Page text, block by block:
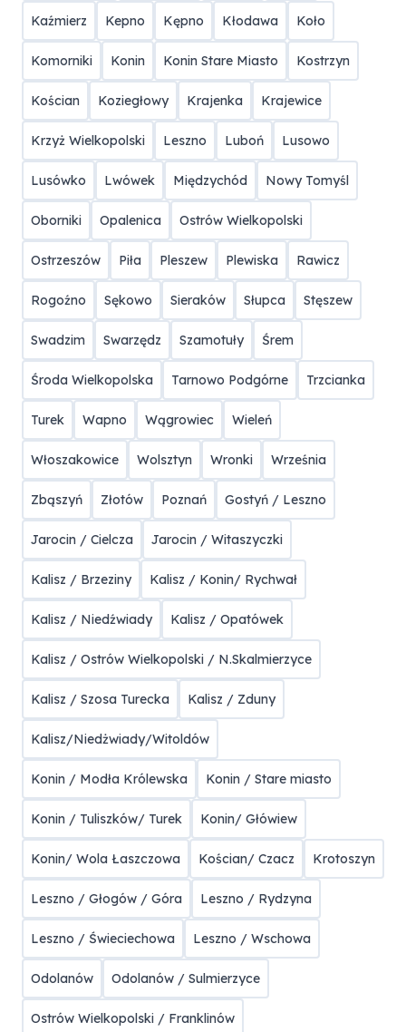
Kaźmierz Kepno Kępno Kłodawa Koło
Komorniki Konin Konin Stare Miasto Kostrzyn
Kościan Koziegłowy Krajenka Krajewice
Krzyż Wielkopolski Leszno Luboń Lusowo
Lusówko Lwówek Międzychód Nowy Tomyśl
Oborniki Opalenica Ostrów Wielkopolski
Ostrzeszów Piła Pleszew Plewiska Rawicz
Rogoźno Sękowo Sieraków Słupca Stęszew
Swadzim Swarzędz Szamotuły Śrem
Środa Wielkopolska Tarnowo Podgórne Trzcianka
Turek Wapno Wągrowiec Wieleń
Włoszakowice Wolsztyn Wronki Września
Zbąszyń Złotów Poznań Gostyń / Leszno
Jarocin / Cielcza Jarocin / Witaszyczki
Kalisz / Brzeziny Kalisz / Konin/ Rychwał
Kalisz / Niedźwiady Kalisz / Opatówek
Kalisz / Ostrów Wielkopolski / N.Skalmierzyce
Kalisz / Szosa Turecka Kalisz / Zduny
Kalisz/Niedżwiady/Witoldów
Konin / Modła Królewska Konin / Stare miasto
Konin / Tuliszków/ Turek Konin/ Główiew
Konin/ Wola Łaszczowa Kościan/ Czacz Krotoszyn
Leszno / Głogów / Góra Leszno / Rydzyna
Leszno / Świeciechowa Leszno / Wschowa
Odolanów Odolanów / Sulmierzyce
Ostrów Wielkopolski / Franklinów